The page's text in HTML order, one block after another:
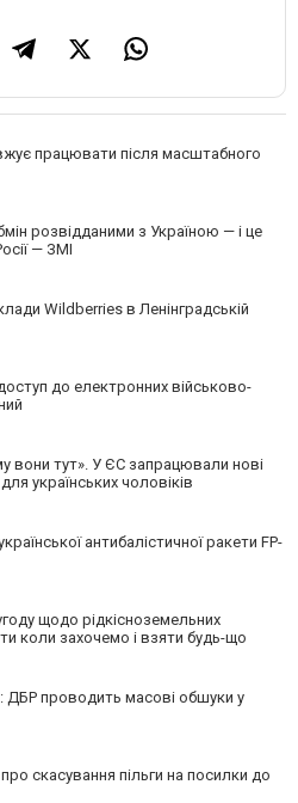
працювати після масштабного
розвідданими з Україною — і це
— ЗМІ
Wildberries в Ленінградській
до електронних військово-
вони тут». У ЄС запрацювали нові
українських чоловіків
антибалістичної ракети FP-
щодо рідкісноземельних
коли захочемо і взяти будь-що
ДБР проводить масові обшуки у
скасування пільги на посилки до